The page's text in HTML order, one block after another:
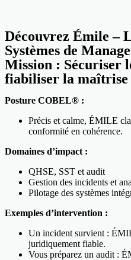
Découvrez Émile –
Systèmes de
Mission : Sécuriser
fiabiliser la maîtrise
Posture COBEL® :
Précis et calme, ÉMILE
conformité en cohérence.
Domaines d’impact :
QHSE, SST et audit
Gestion des incidents et
Pilotage des systèmes
Exemples d’intervention :
Un incident survient :
juridiquement fiable.
Vous préparez un audit :